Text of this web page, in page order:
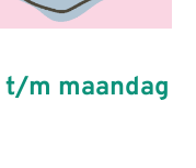
m maandag